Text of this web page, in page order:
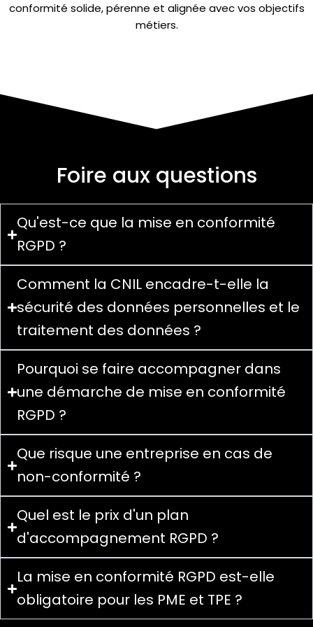
conformité solide, pérenne et alignée avec vos objectifs
métiers.
Foire aux questions
Qu'est-ce que la mise en conformité
RGPD ?
Comment la CNIL encadre-t-elle la
sécurité des données personnelles et le
traitement des données ?
Pourquoi se faire accompagner dans
une démarche de mise en conformité
RGPD ?
Que risque une entreprise en cas de
non-conformité ?
Quel est le prix d'un plan
d'accompagnement RGPD ?
La mise en conformité RGPD est-elle
obligatoire pour les PME et TPE ?